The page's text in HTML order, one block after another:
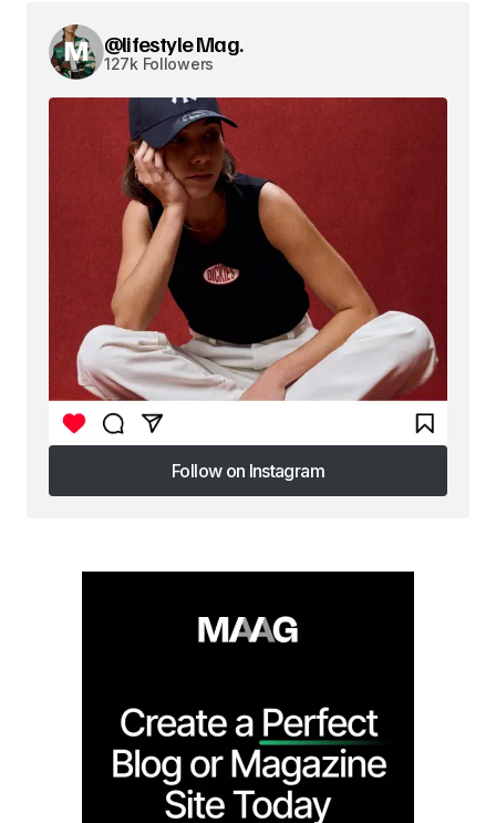
@lifestyle Mag.
127k Followers
Follow on Instagram
Follow on Instagram